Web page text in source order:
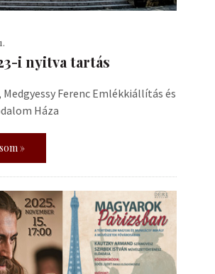
i nyitva tartás
Medgyessy Ferenc Emlékkiállítás és
Háza
»